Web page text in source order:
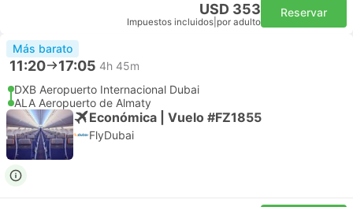
USD 353
Impuestos incluidos por adulto
Reservar
Más barato
11:20 17:05 4h 45m
DXB Aeropuerto Internacional Dubai
ALA Aeropuerto de Almaty
Económica | Vuelo #FZ1855
FlyDubai